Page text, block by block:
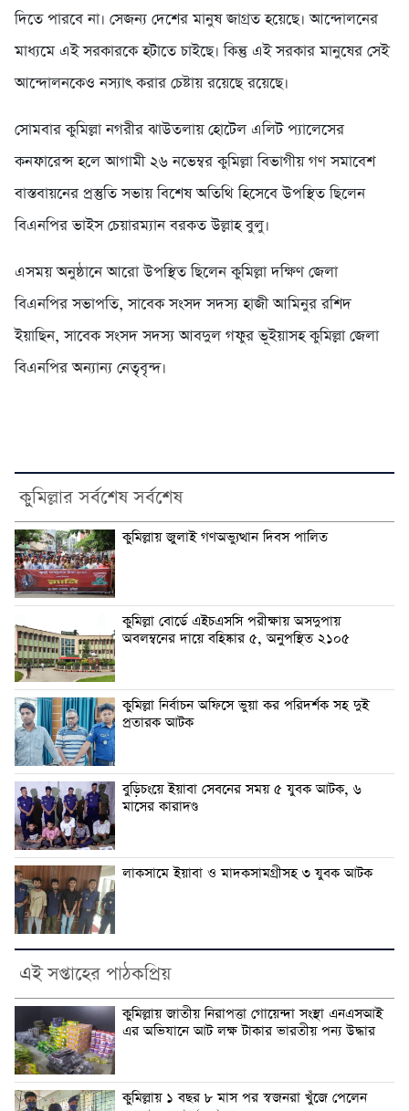
দিতে পারবে না। সেজন্য দেশের মানুষ জাগ্রত হয়েছে। আন্দোলনের
মাধ্যমে এই সরকারকে হটাতে চাইছে। কিন্তু এই সরকার মানুষের সেই
আন্দোলনকেও নস্যাৎ করার চেষ্টায় রয়েছে রয়েছে।
সোমবার কুমিল্লা নগরীর ঝাউতলায় হোটেল এলিট প্যালেসের
কনফারেন্স হলে আগামী ২৬ নভেম্বর কুমিল্লা বিভাগীয় গণ সমাবেশ
বাস্তবায়নের প্রস্তুতি সভায় বিশেষ অতিথি হিসেবে উপস্থিত ছিলেন
বিএনপির ভাইস চেয়ারম্যান বরকত উল্লাহ বুলু।
এসময় অনুষ্ঠানে আরো উপস্থিত ছিলেন কুমিল্লা দক্ষিণ জেলা
বিএনপির সভাপতি, সাবেক সংসদ সদস্য হাজী আমিনুর রশিদ
ইয়াছিন, সাবেক সংসদ সদস্য আবদুল গফুর ভূইয়াসহ কুমিল্লা জেলা
বিএনপির অন্যান্য নেতৃবৃন্দ।
কুমিল্লার সর্বশেষ সর্বশেষ
কুমিল্লায় জুলাই গণঅভ্যুত্থান দিবস পালিত
কুমিল্লা বোর্ডে এইচএসসি পরীক্ষায় অসদুপায়
অবলম্বনের দায়ে বহিষ্কার ৫, অনুপস্থিত ২১০৫
কুমিল্লা নির্বাচন অফিসে ভুয়া কর পরিদর্শক সহ দুই
প্রতারক আটক
বুড়িচংয়ে ইয়াবা সেবনের সময় ৫ যুবক আটক, ৬
মাসের কারাদণ্ড
লাকসামে ইয়াবা ও মাদকসামগ্রীসহ ৩ যুবক আটক
এই সপ্তাহের পাঠকপ্রিয়
কুমিল্লায় জাতীয় নিরাপত্তা গোয়েন্দা সংস্থা এনএসআই
এর অভিযানে আট লক্ষ টাকার ভারতীয় পন্য উদ্ধার
কুমিল্লায় ১ বছর ৮ মাস পর স্বজনরা খুঁজে পেলেন